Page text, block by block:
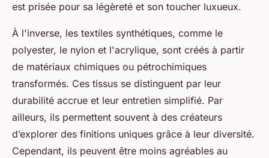
est prisée pour sa légèreté et son toucher luxueux.
À l'inverse, les textiles synthétiques, comme le
polyester, le nylon et l'acrylique, sont créés à partir
de matériaux chimiques ou pétrochimiques
transformés. Ces tissus se distinguent par leur
durabilité accrue et leur entretien simplifié. Par
ailleurs, ils permettent souvent à des créateurs
d’explorer des finitions uniques grâce à leur diversité.
Cependant, ils peuvent être moins agréables au